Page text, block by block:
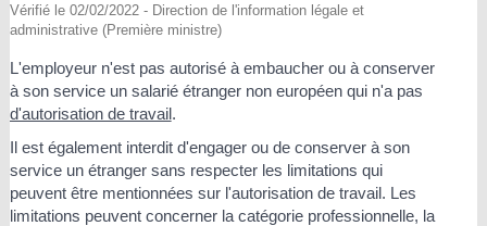
Vérifié le 02/02/2022 - Direction de l'information légale et
administrative (Première ministre)
L'employeur n'est pas autorisé à embaucher ou à conserver
à son service un salarié étranger non européen qui n'a pas
d'autorisation de travail.
Il est également interdit d'engager ou de conserver à son
service un étranger sans respecter les limitations qui
peuvent être mentionnées sur l'autorisation de travail. Les
limitations peuvent concerner la catégorie professionnelle, la